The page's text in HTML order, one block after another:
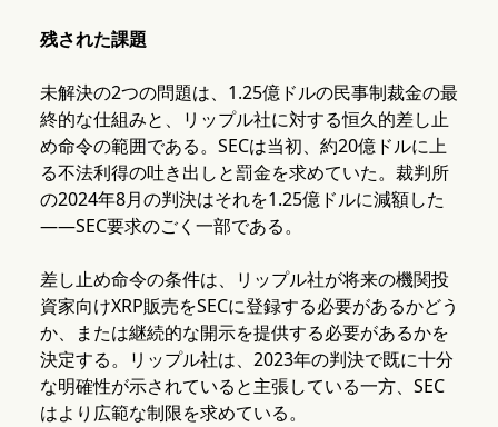
残された課題
未解決の2つの問題は、1.25億ドルの民事制裁金の最
終的な仕組みと、リップル社に対する恒久的差し止
め命令の範囲である。SECは当初、約20億ドルに上
る不法利得の吐き出しと罰金を求めていた。裁判所
の2024年8月の判決はそれを1.25億ドルに減額した
——SEC要求のごく一部である。
差し止め命令の条件は、リップル社が将来の機関投
資家向けXRP販売をSECに登録する必要があるかどう
か、または継続的な開示を提供する必要があるかを
決定する。リップル社は、2023年の判決で既に十分
な明確性が示されていると主張している一方、SEC
はより広範な制限を求めている。